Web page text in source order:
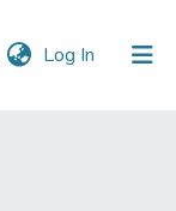
Log In (current)